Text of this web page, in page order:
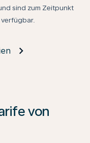
sind zum Zeitpunkt
von